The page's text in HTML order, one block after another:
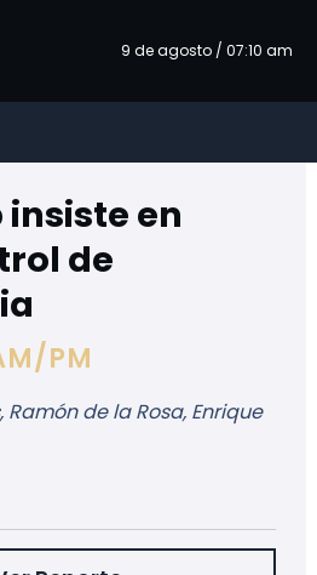
9 de agosto / 07:10 am
en
de
PM
de la Rosa, Enrique